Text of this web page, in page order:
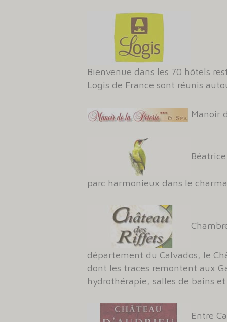
Bienvenue dans les 70 hôtels
Logis de France sont réunis
Manoir
parc harmonieux dans le
département du Calvados, le
dont les traces remontent aux
hydrothérapie, salles de bains
Entre